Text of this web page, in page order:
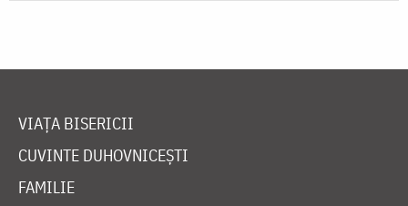
VIAȚA BISERICII
CUVINTE DUHOVNICEȘTI
FAMILIE